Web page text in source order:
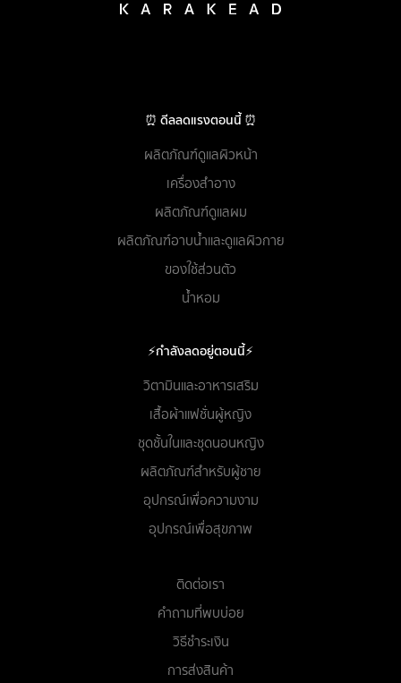
⏰ ดีลลดแรงตอนนี้ ⏰
ผลิตภัณฑ์ดูแลผิวหน้า
เครื่องสำอาง
ผลิตภัณฑ์ดูแลผม
ผลิตภัณฑ์อาบน้ำและดูแลผิวกาย
ของใช้ส่วนตัว
น้ำหอม
⚡กำลังลดอยู่ตอนนี้⚡
วิตามินและอาหารเสริม
เสื้อผ้าแฟชั่นผู้หญิง
ชุดชั้นในและชุดนอนหญิง
ผลิตภัณฑ์สำหรับผู้ชาย
อุปกรณ์เพื่อความงาม
อุปกรณ์เพื่อสุขภาพ
ติดต่อเรา
คำถามที่พบบ่อย
วิธีชำระเงิน
การส่งสินค้า